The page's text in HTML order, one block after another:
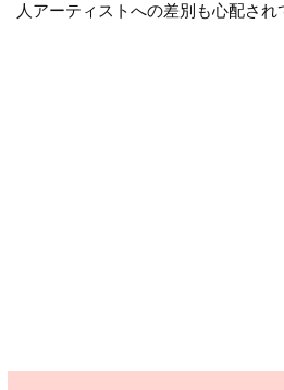
人アーティストへの差別も心配され